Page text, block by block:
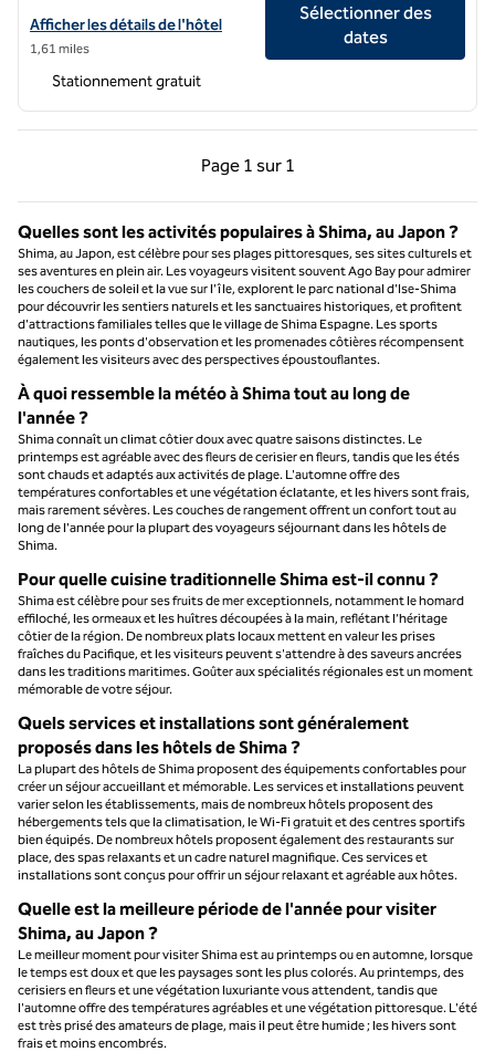
Afficher les détails de l'hôtel Shima Kanko Hotel the Bay Suites, a
Afficher les détails de l'hôtel
1,61 miles
Sélectionner des
dates
Stationnement gratuit
Page 1 sur 1
Page précédente, 1 sur 1
Page 1 sur 1
Quelles sont les activités populaires à Shima, au Japon ?
Shima, au Japon, est célèbre pour ses plages pittoresques, ses sites culturels et
ses aventures en plein air. Les voyageurs visitent souvent Ago Bay pour admirer
les couchers de soleil et la vue sur l'île, explorent le parc national d'Ise-Shima
pour découvrir les sentiers naturels et les sanctuaires historiques, et profitent
d'attractions familiales telles que le village de Shima Espagne. Les sports
nautiques, les ponts d'observation et les promenades côtières récompensent
également les visiteurs avec des perspectives époustouflantes.
À quoi ressemble la météo à Shima tout au long de
l'année ?
Shima connaît un climat côtier doux avec quatre saisons distinctes. Le
printemps est agréable avec des fleurs de cerisier en fleurs, tandis que les étés
sont chauds et adaptés aux activités de plage. L'automne offre des
températures confortables et une végétation éclatante, et les hivers sont frais,
mais rarement sévères. Les couches de rangement offrent un confort tout au
long de l'année pour la plupart des voyageurs séjournant dans les hôtels de
Shima.
Pour quelle cuisine traditionnelle Shima est-il connu ?
Shima est célèbre pour ses fruits de mer exceptionnels, notamment le homard
effiloché, les ormeaux et les huîtres découpées à la main, reflétant l’héritage
côtier de la région. De nombreux plats locaux mettent en valeur les prises
fraîches du Pacifique, et les visiteurs peuvent s'attendre à des saveurs ancrées
dans les traditions maritimes. Goûter aux spécialités régionales est un moment
mémorable de votre séjour.
Quels services et installations sont généralement
proposés dans les hôtels de Shima ?
La plupart des hôtels de Shima proposent des équipements confortables pour
créer un séjour accueillant et mémorable. Les services et installations peuvent
varier selon les établissements, mais de nombreux hôtels proposent des
hébergements tels que la climatisation, le Wi-Fi gratuit et des centres sportifs
bien équipés. De nombreux hôtels proposent également des restaurants sur
place, des spas relaxants et un cadre naturel magnifique. Ces services et
installations sont conçus pour offrir un séjour relaxant et agréable aux hôtes.
Quelle est la meilleure période de l'année pour visiter
Shima, au Japon ?
Le meilleur moment pour visiter Shima est au printemps ou en automne, lorsque
le temps est doux et que les paysages sont les plus colorés. Au printemps, des
cerisiers en fleurs et une végétation luxuriante vous attendent, tandis que
l'automne offre des températures agréables et une végétation pittoresque. L'été
est très prisé des amateurs de plage, mais il peut être humide ; les hivers sont
frais et moins encombrés.